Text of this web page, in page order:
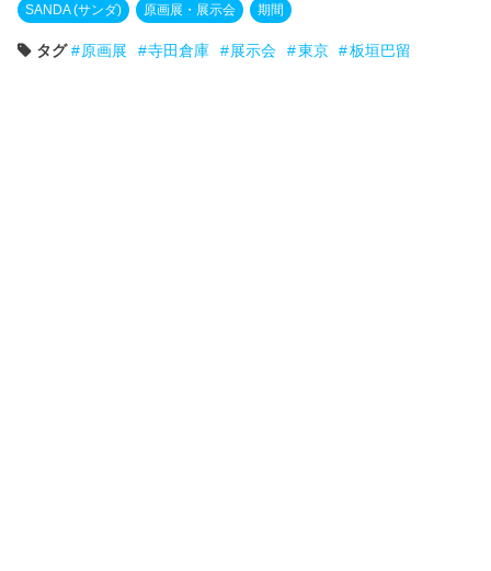
SANDA (サンダ) 原画展・展示会 期間
タグ 原画展 寺田倉庫 展示会 東京 板垣巴留